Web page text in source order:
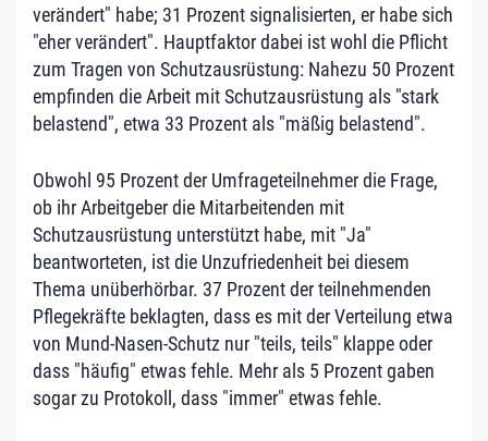
verändert" habe; 31 Prozent signalisierten, er habe sich
"eher verändert". Hauptfaktor dabei ist wohl die Pflicht
zum Tragen von Schutzausrüstung: Nahezu 50 Prozent
empfinden die Arbeit mit Schutzausrüstung als "stark
belastend", etwa 33 Prozent als "mäßig belastend".
Obwohl 95 Prozent der Umfrageteilnehmer die Frage,
ob ihr Arbeitgeber die Mitarbeitenden mit
Schutzausrüstung unterstützt habe, mit "Ja"
beantworteten, ist die Unzufriedenheit bei diesem
Thema unüberhörbar. 37 Prozent der teilnehmenden
Pflegekräfte beklagten, dass es mit der Verteilung etwa
von Mund-Nasen-Schutz nur "teils, teils" klappe oder
dass "häufig" etwas fehle. Mehr als 5 Prozent gaben
sogar zu Protokoll, dass "immer" etwas fehle.